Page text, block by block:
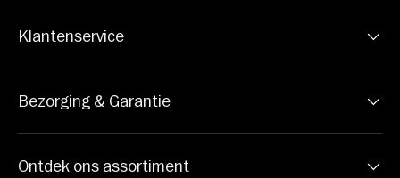
Klantenservice
Bezorging & Garantie
Ontdek ons assortiment